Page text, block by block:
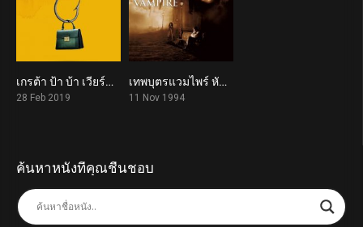
6.0
เกรต้า ป้า บ้า เวียร์ด Greta (2019)
28 Feb 2019
7.6
เทพบุตรแวมไพร์ หัวใจรักไม่มีวันตาย Interview with the Vampire (1994)
11 Nov 1994
ค้นหาหนังที่คุณชื่นชอบ